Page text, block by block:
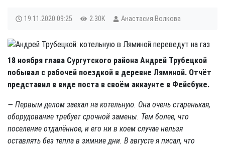
19.11.2020 09:25 2.30K Анастасия Волкова
18 ноября глава Сургутского района Андрей Трубецкой
побывал с рабочей поездкой в деревне Ляминой. Отчёт
представил в виде поста в своём аккаунте в Фейсбуке.
— Первым делом заехал на котельную. Она очень старенькая,
оборудование требует срочной замены. Тем более, что
поселение отдалённое, и его ни в коем случае нельзя
оставлять без тепла в зимние дни. В августе я писал, что